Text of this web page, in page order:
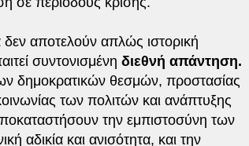
αποτελούν απλώς ιστορική
συντονισμένη διεθνή απάντηση.
δημοκρατικών θεσμών, προστασίας
των πολιτών και ανάπτυξης
την εμπιστοσύνη των
αδικία και ανισότητα, και την